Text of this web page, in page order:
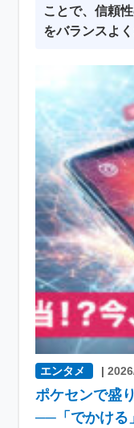
ことで、信頼
をバランスよ
エンタメ |
ポケセンで盛
──「でかける